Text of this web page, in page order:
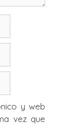
y web
vez que